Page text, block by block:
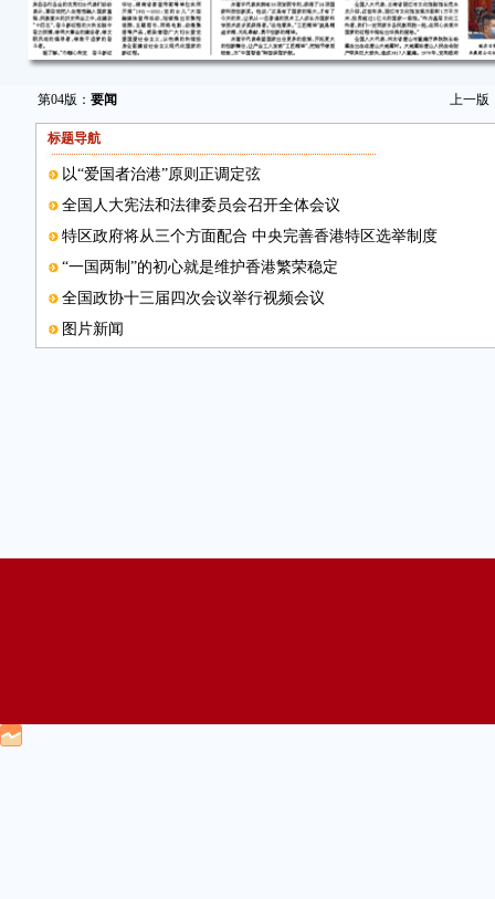
第04版： 要闻 上一版
标题导航
以“爱国者治港”原则正调定弦
全国人大宪法和法律委员会召开全体会议
特区政府将从三个方面配合 中央完善香港特区选举制度
“一国两制”的初心就是维护香港繁荣稳定
全国政协十三届四次会议举行视频会议
图片新闻